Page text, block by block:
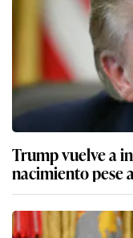
Trump vuelve a
nacimiento pese